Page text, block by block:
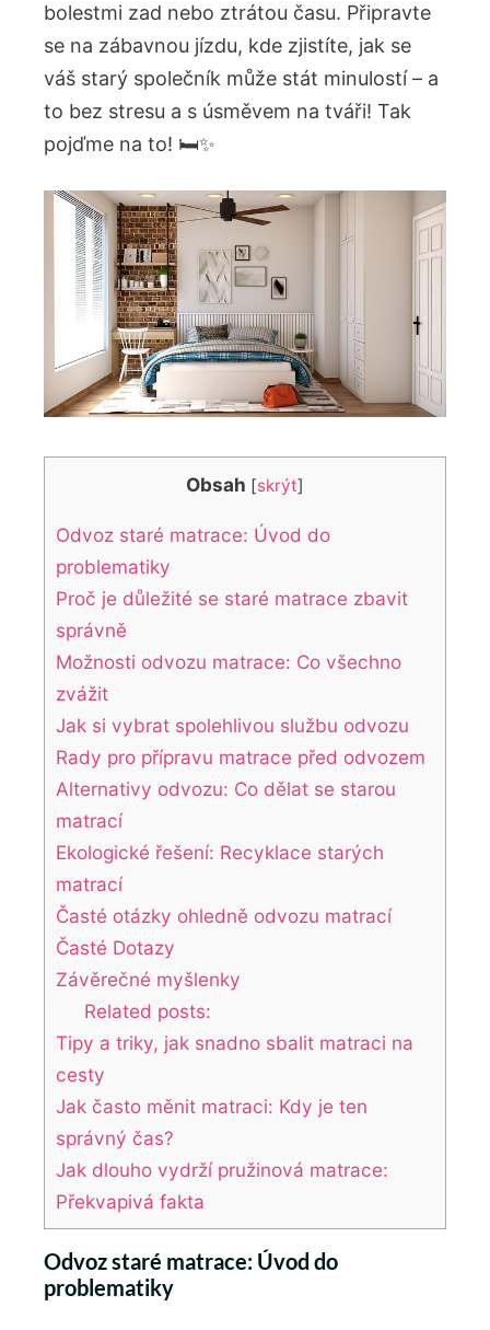
bolestmi zad ​nebo ⁤ztrátou času. Připravte
se na zábavnou ⁤jízdu, kde zjistíte, jak se
váš starý společník ‍může‌ stát⁣ minulostí ‍– a
to bez stresu a s ⁢úsměvem na tváři! Tak
pojďme ‌na to! 🛏️✨
Obsah [skrýt]
Odvoz staré matrace: Úvod do
problematiky
Proč je důležité se staré matrace zbavit
‌správně
Možnosti odvozu matrace: Co ⁣všechno
zvážit
Jak si vybrat spolehlivou službu‌ odvozu
Rady pro přípravu matrace před odvozem
Alternativy odvozu: Co dělat⁣ se​ starou
matrací
Ekologické řešení: Recyklace⁤ starých
matrací
Časté otázky ohledně odvozu matrací
Časté Dotazy
Závěrečné myšlenky
Related posts:
Tipy a triky, jak snadno sbalit matraci na
cesty
Jak často měnit matraci: Kdy je ten
správný čas?
Jak dlouho vydrží pružinová matrace:
Překvapivá fakta
Odvoz staré matrace: Úvod do
problematiky